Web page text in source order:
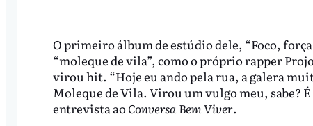
O primeiro álbum de estúdio dele, “Foco,
“moleque de vila”, como o próprio rapper
virou hit. “Hoje eu ando pela rua, a galera
Moleque de Vila. Virou um vulgo meu, sabe?
entrevista ao Conversa Bem Viver.